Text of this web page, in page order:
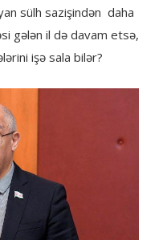
sülh sazişindən daha
gələn il də davam etsə,
işə sala bilər?